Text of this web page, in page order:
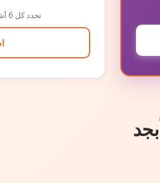
تجدد كل 6 أشهر بالسعر الأصلي